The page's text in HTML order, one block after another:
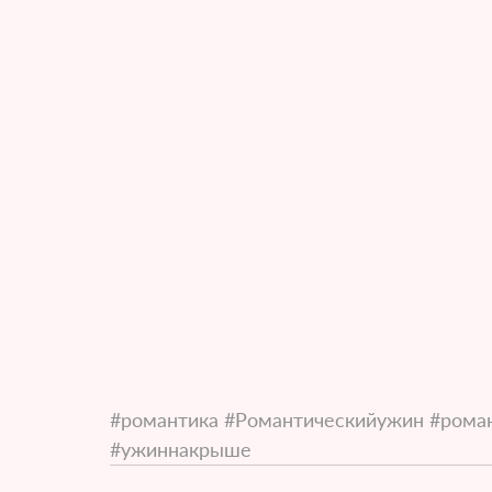
#романтика #Романтическийужин
#ужиннакрыше